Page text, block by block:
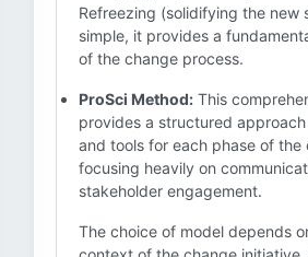
Refreezing (solidifying the new
simple, it provides a
of the change process.
ProSci Method: This
provides a structured
and tools for each phase of the
focusing heavily on
stakeholder engagement.
The choice of model depends